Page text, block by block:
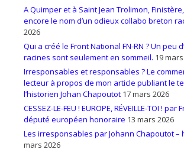
A Quimper et à Saint Jean Trolimon,
encore le nom d’un odieux collabo breton
2026
Qui a créé le Front National FN-RN ? Un peu
racines sont seulement en sommeil. 19
Irresponsables et responsables ? Le
lecteur à propos de mon article publiant le
l’historien Johan Chapoutot 17 mars 2026
CESSEZ-LE-FEU ! EUROPE, RÉVEILLE-TOI ! par
député européen honoraire 13 mars 2026
Les irresponsables par Johann Chapoutot –
mars 2026